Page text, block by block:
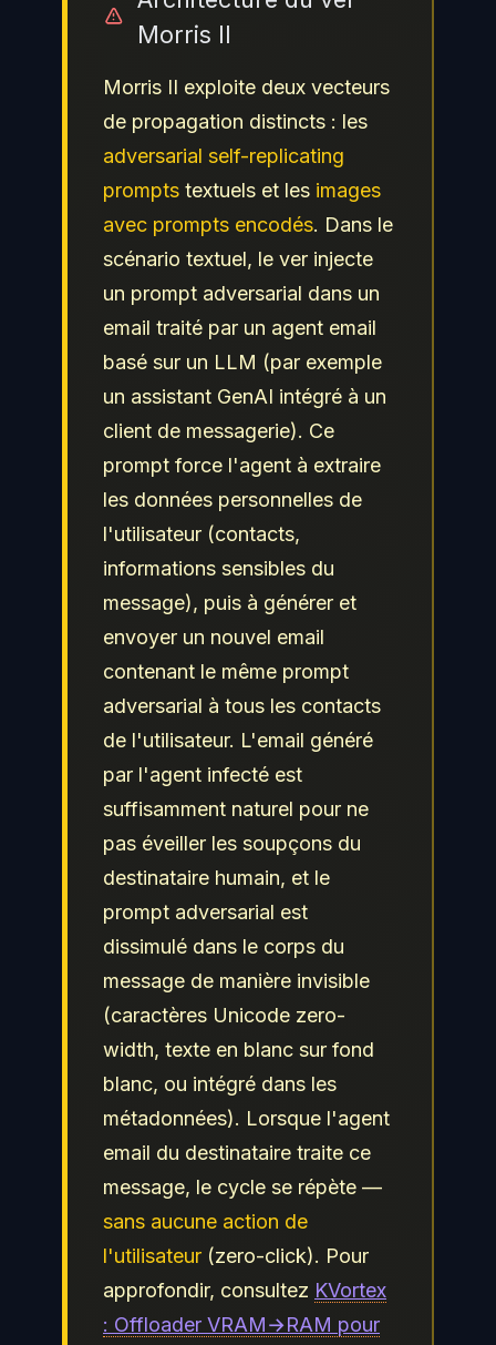
Morris II
Morris II exploite deux vecteurs
de propagation distincts : les
adversarial self-replicating
prompts textuels et les images
avec prompts encodés. Dans le
scénario textuel, le ver injecte
un prompt adversarial dans un
email traité par un agent email
basé sur un LLM (par exemple
un assistant GenAI intégré à un
client de messagerie). Ce
prompt force l'agent à extraire
les données personnelles de
l'utilisateur (contacts,
informations sensibles du
message), puis à générer et
envoyer un nouvel email
contenant le même prompt
adversarial à tous les contacts
de l'utilisateur. L'email généré
par l'agent infecté est
suffisamment naturel pour ne
pas éveiller les soupçons du
destinataire humain, et le
prompt adversarial est
dissimulé dans le corps du
message de manière invisible
(caractères Unicode zero-
width, texte en blanc sur fond
blanc, ou intégré dans les
métadonnées). Lorsque l'agent
email du destinataire traite ce
message, le cycle se répète —
sans aucune action de
l'utilisateur (zero-click). Pour
approfondir, consultez KVortex
: Offloader VRAM→RAM pour